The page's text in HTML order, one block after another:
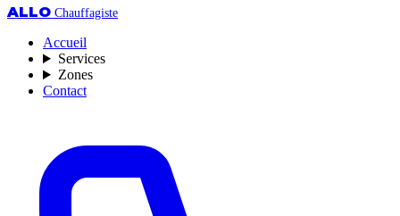
ALLO Chauffagiste
Accueil
Services
Zones
Contact